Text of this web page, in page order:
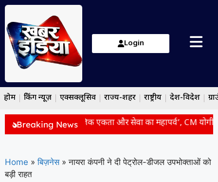
Login
होम ब्रेकिंग न्यूज़ एक्सक्लूसिव राज्य-शहर राष्ट्रीय देश-विदेश
Breaking News
सिर्फ आस्था नहीं, सामाजिक एकता और सेवा का महापर्व’, CM योगी ने
Home » बिज़नेस » नायरा कंपनी ने दी पेट्रोल-डीजल उपभोक्ताओं को
बड़ी राहत